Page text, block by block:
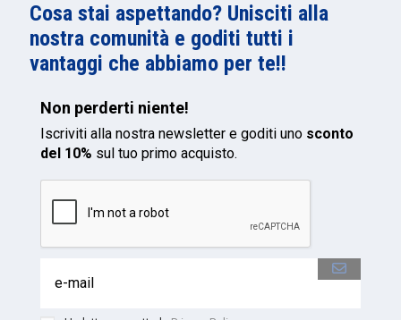
Cosa stai aspettando? Unisciti alla
nostra comunità e goditi tutti i
vantaggi che abbiamo per te!!
Non perderti niente!
Iscriviti alla nostra newsletter e goditi uno sconto
del 10% sul tuo primo acquisto.